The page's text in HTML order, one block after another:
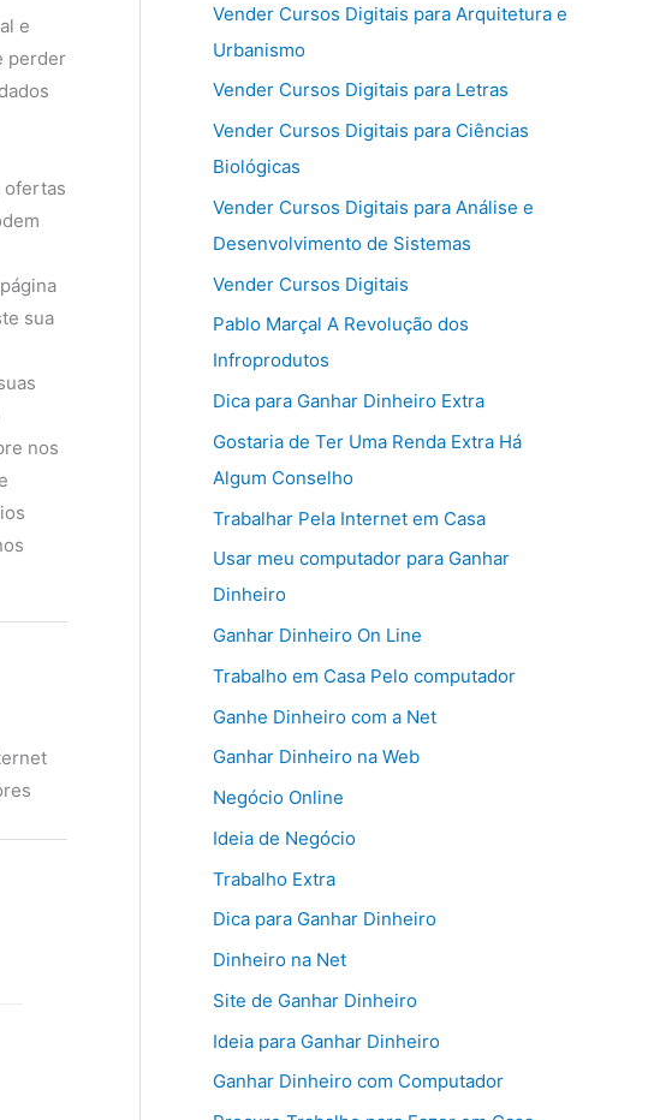
e
perder
ofertas
sua
nos
Vender Cursos Digitais para Arquitetura e
Urbanismo
Vender Cursos Digitais para Letras
Vender Cursos Digitais para Ciências
Biológicas
Vender Cursos Digitais para Análise e
Desenvolvimento de Sistemas
Vender Cursos Digitais
Pablo Marçal A Revolução dos
Infroprodutos
Dica para Ganhar Dinheiro Extra
Gostaria de Ter Uma Renda Extra Há
Algum Conselho
Trabalhar Pela Internet em Casa
Usar meu computador para Ganhar
Dinheiro
Ganhar Dinheiro On Line
Trabalho em Casa Pelo computador
Ganhe Dinheiro com a Net
Ganhar Dinheiro na Web
Negócio Online
Ideia de Negócio
Trabalho Extra
Dica para Ganhar Dinheiro
Dinheiro na Net
Site de Ganhar Dinheiro
Ideia para Ganhar Dinheiro
Ganhar Dinheiro com Computador